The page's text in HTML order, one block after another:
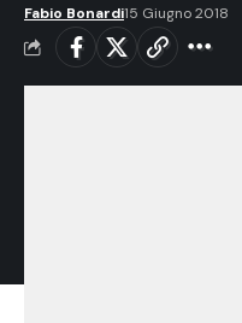
Fabio Bonardi15 Giugno 2018